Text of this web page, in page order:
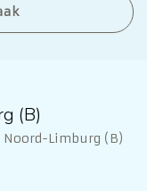
(B)
Limburg (B)